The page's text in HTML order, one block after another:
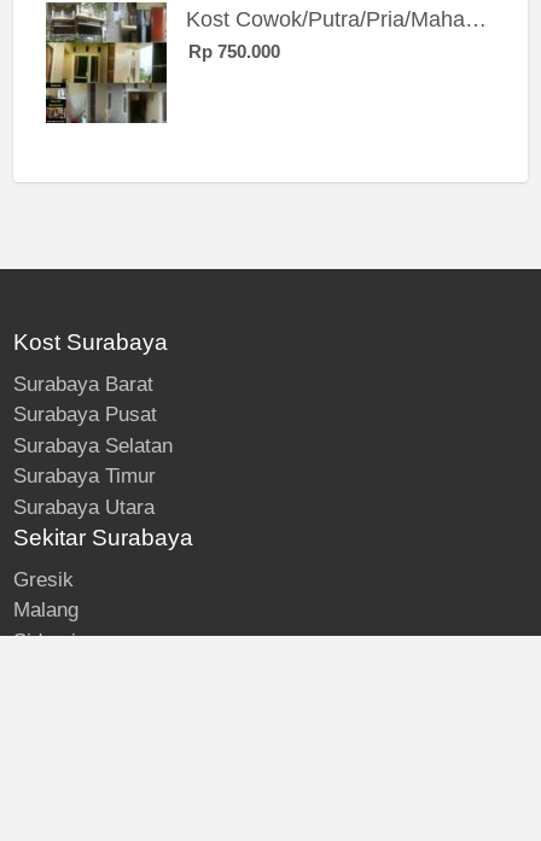
Kost Cowok/Putra/Pria/Mahasiswa/Karyawan SIngle eksklusif bangunan baru
Rp 750.000
Kost Surabaya
Surabaya Barat
Surabaya Pusat
Surabaya Selatan
Surabaya Timur
Surabaya Utara
Sekitar Surabaya
Gresik
Malang
Sidoarjo